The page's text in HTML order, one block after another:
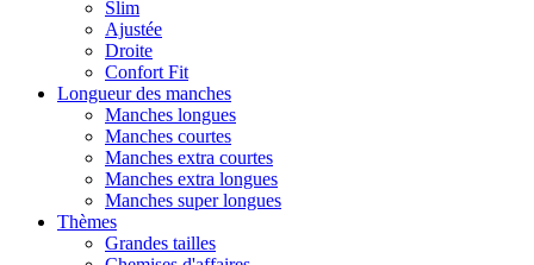
Slim
Ajustée
Droite
Confort Fit
Longueur des manches
Manches longues
Manches courtes
Manches extra courtes
Manches extra longues
Manches super longues
Thèmes
Grandes tailles